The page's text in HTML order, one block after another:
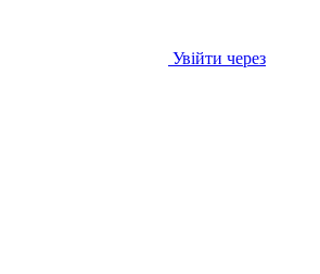
Увійти через